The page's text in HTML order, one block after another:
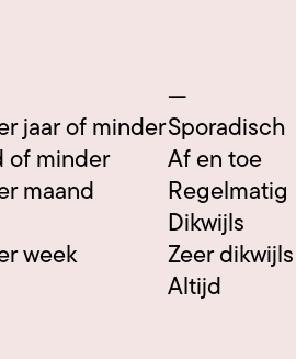
—
jaar of minderSporadisch
of minder
Af en toe
maand
Regelmatig
Dikwijls
week
Zeer dikwijls
Altijd